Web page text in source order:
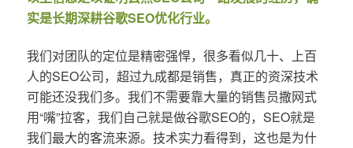
实是长期深耕谷歌SEO优化行业。
我们对团队的定位是精密强悍，很多看似几十、上百
人的SEO公司，超过九成都是销售，真正的资深技术
可能还没我们多。我们不需要靠大量的销售员撒网式
用“嘴”拉客，我们自己就是做谷歌SEO的，SEO就是
我们最大的客流来源。技术实力看得到，这也是为什